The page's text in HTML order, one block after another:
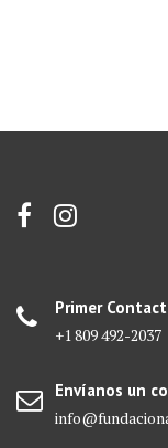
Primer
+1 809 492-2037
Envíanos un